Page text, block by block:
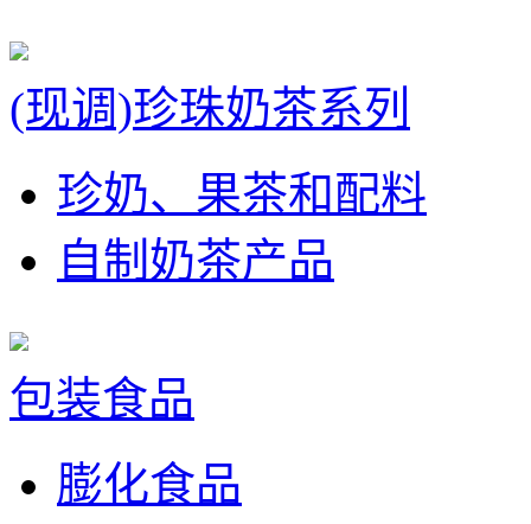
(现调)珍珠奶茶系列
珍奶、果茶和配料
自制奶茶产品
包装食品
膨化食品